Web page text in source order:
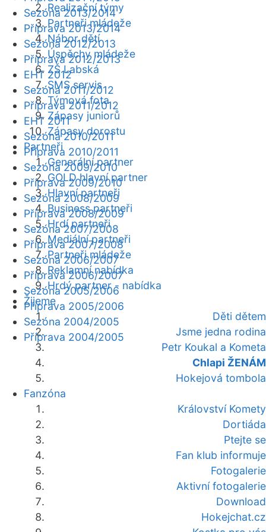
Realizační týmy
Partneři mládeže
Nábor dětí
Úspěchy mládeže
ZŠ Labská
SMS servis
Týmová fota
Zápasy juniorů
Zápasy dorostu
Partneři
Generální partner
GOLD hlavní partner
Hlavní partneři
Business partneři
Hrdí partneři
Mediální partneři
Partneři mládeže
Reklamní nabídka
Hrdý partner - nabídka
Žijeme
Děti dětem
Jsme jedna rodina
Petr Koukal a Kometa
Chlapi ŽENÁM
Hokejová tombola
Fanzóna
Království Komety
Dortiáda
Ptejte se
Fan klub informuje
Fotogalerie
Aktivní fotogalerie
Download
Hokejchat.cz
Sezóna 2013/2014
Příprava 2013/2014
Sezóna 2012/2013
Příprava 2012/2013
EHT 2012
Sezóna 2011/2012
Příprava 2011/2012
EHT 2011
Sezóna 2010/2011
Příprava 2010/2011
Sezóna 2009/2010
Příprava 2009/2010
Sezóna 2008/2009
Příprava 2008/2009
Sezóna 2007/2008
Příprava 2007/2008
Sezóna 2006/2007
Příprava 2006/2007
Sezóna 2005/2006
Příprava 2005/2006
Sezóna 2004/2005
Příprava 2004/2005